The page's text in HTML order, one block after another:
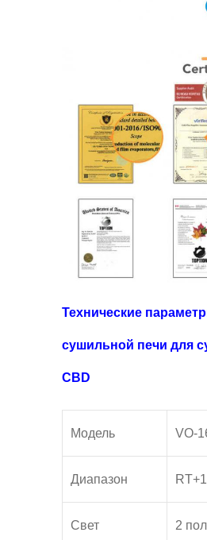
Технические
сушильной печи для
CBD
Модель VO-
Диапазон
Свет 2